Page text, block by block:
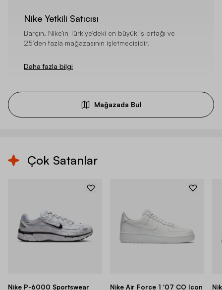
Nike Yetkili Satıcısı
Barçın, Nike’ın Türkiye’deki en büyük iş ortağı ve
25’den fazla mağazasının işletmecisidir.
Daha fazla bilgi
Mağazada Bul
Çok Satanlar
Nike P-6000 Sportswear Nike Air Force 1 '07 CO Icon